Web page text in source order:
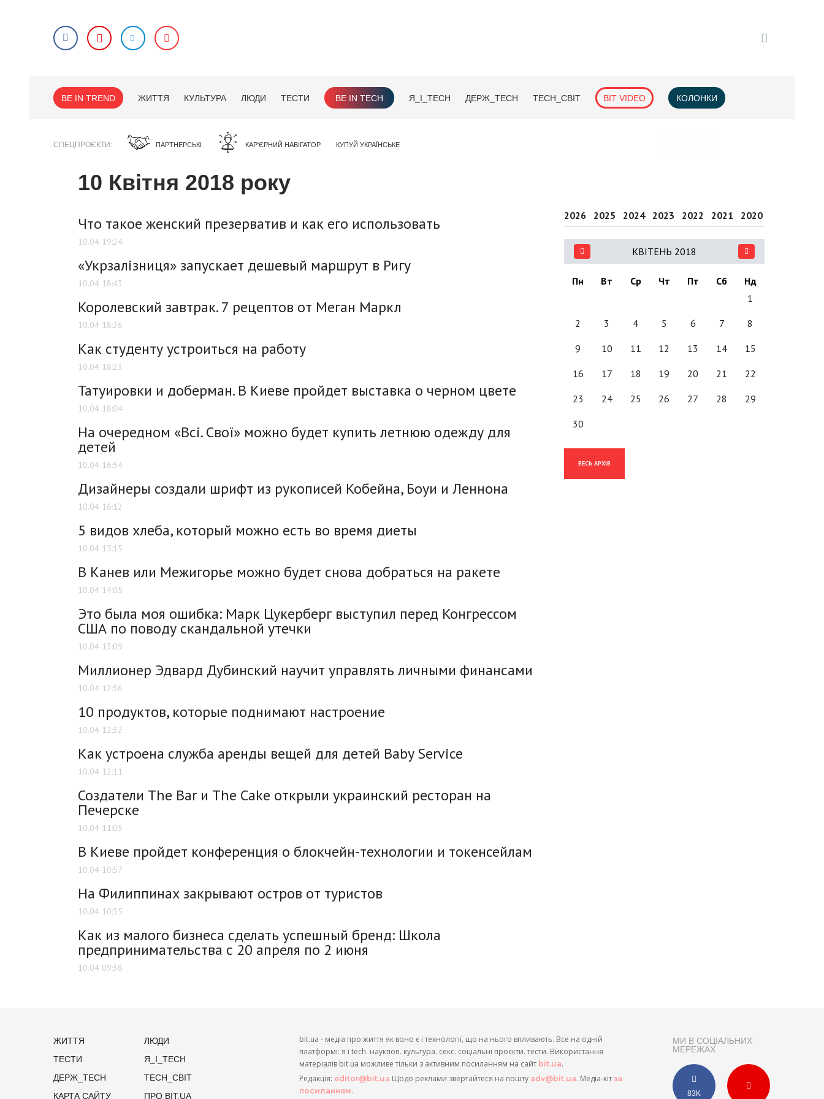
BE IN TREND ЖИТТЯ КУЛЬТУРА ЛЮДИ ТЕСТИ BE IN TECH Я_І_TECH ДЕРЖ_TECH TECH_СВІТ BIT VIDEO КОЛОНКИ
СПЕЦПРОЄКТИ ПАРТНЕРСЬКІ КАР'ЄРНИЙ НАВІГАТОР КУПУЙ УКРАЇНСЬКЕ
10 Квітня 2018 року
Что такое женский презерватив и как его использовать
10.04 19:24
«Укрзалізниця» запускает дешевый маршрут в Ригу
10.04 18:43
Королевский завтрак. 7 рецептов от Меган Маркл
10.04 18:26
Как студенту устроиться на работу
10.04 18:23
Татуировки и доберман. В Киеве пройдет выставка о черном цвете
10.04 18:04
На очередном «Всі. Свої» можно будет купить летнюю одежду для
детей
10.04 16:54
Дизайнеры создали шрифт из рукописей Кобейна, Боуи и Леннона
10.04 16:12
5 видов хлеба, который можно есть во время диеты
10.04 15:15
В Канев или Межигорье можно будет снова добраться на ракете
10.04 14:05
Это была моя ошибка: Марк Цукерберг выступил перед Конгрессом
США по поводу скандальной утечки
10.04 13:09
Миллионер Эдвард Дубинский научит управлять личными финансами
10.04 12:36
10 продуктов, которые поднимают настроение
10.04 12:32
Как устроена служба аренды вещей для детей Baby Service
10.04 12:11
Создатели The Bar и The Cake открыли украинский ресторан на
Печерске
10.04 11:05
В Киеве пройдет конференция о блокчейн-технологии и токенсейлам
10.04 10:57
На Филиппинах закрывают остров от туристов
10.04 10:35
Как из малого бизнеса сделать успешный бренд: Школа
предпринимательства с 20 апреля по 2 июня
10.04 09:38
2026 2025 2024 2023 2022 2021 2020
КВІТЕНЬ 2018
Пн Вт Ср Чт Пт Сб
Нд
1
2 3 4 5 6 7 8
9 10 11 12 13 14 15
16 17 18 19 20 21 22
23 24 25 26 27 28 29
30
ВЕСЬ АРХІВ
ЖИТТЯ
ЛЮДИ
ТЕСТИ
Я_І_TECH
ДЕРЖ_TECH
TECH_СВІТ
КАРТА САЙТУ
ПРО BIT.UA
МИ В СОЦІАЛЬНИХ
МЕРЕЖАХ
83K
bit.ua - медіа про життя як воно є і технології, що на нього впливають. Все на одній
платформі: я і tech. наукпоп. культура. секс. соціальні проєкти. тести. Використання
матеріалів bit.ua можливе тільки з активним посиланням на сайт bit.ua.
Редакція: editor@bit.ua Щодо реклами звертайтеся на пошту adv@bit.ua. Медіа-кіт за
посиланням.